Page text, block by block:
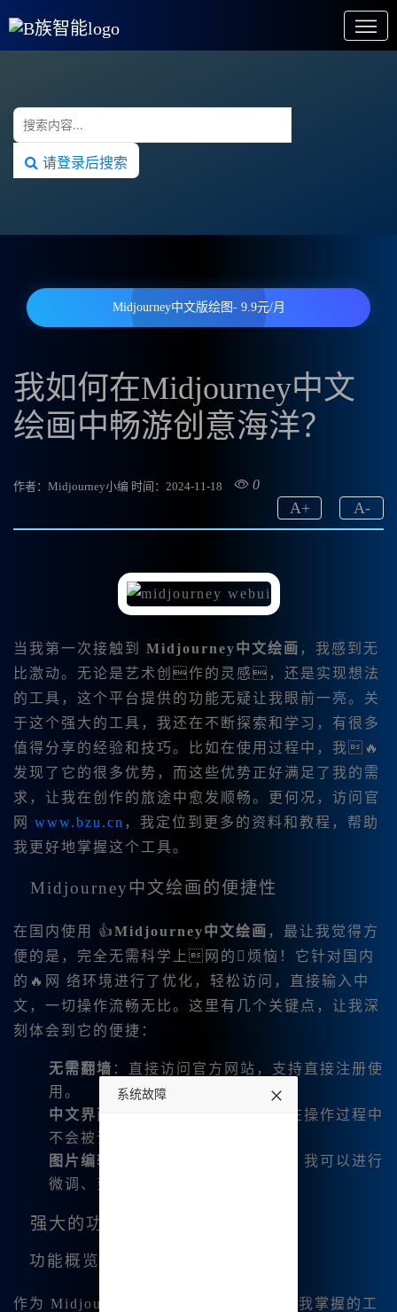
请登录后搜索
Midjourney中文版绘图- 9.9元/月
我如何在Midjourney中文
绘画中畅游创意海洋？
作者：Midjourney小编 时间：2024-11-18 0
A-
A+
当我第一次接触到 Midjourney中文绘画 ，我感到无
比激动。无论是艺术创作的灵感，还是实现想法
的工具，这个平台提供的功能无疑让我眼前一亮。关
于这个强大的工具，我还在不断探索和学习，有很多
值得分享的经验和技巧。比如在使用过程中，我🔥
发现了它的很多优势，而这些优势正好满足了我的需
求，让我在创作的旅途中愈发顺畅。更何况，访问官
网 www.bzu.cn ，我定位到更多的资料和教程，帮助
我更好地掌握这个工具。
Midjourney中文绘画的便捷性
在国内使用 👍Midjourney中文绘画 ，最让我觉得方
便的是，完全无需科学上网的烦恼！它针对国内
的🔥网 络环境进行了优化，轻松访问，直接输入中
文，一切操作流畅无比。这里有几个关键点，让我深
刻体会到它的便捷：
无需翻墙 ：直接访问官方网站，支持直接注册使
用。
中文界面
：用户友好的设计，让我在操作过程中
不会被语言障碍所困扰。
图片编辑多样化
：不再拘泥于原图，我可以进行
微调、变幻、平移等多种编辑。
强大的功能
功能概览
作为 Midjourney 的用户，我很快意识到我掌握的工
系统故障